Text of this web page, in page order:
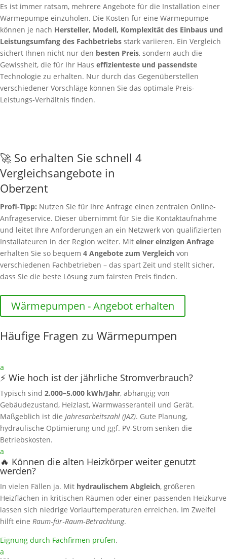
Es ist immer ratsam, mehrere Angebote für die Installation einer
Wärmepumpe einzuholen. Die Kosten für eine Wärmepumpe
können je nach Hersteller, Modell, Komplexität des Einbaus und
Leistungsumfang des Fachbetriebs stark variieren. Ein Vergleich
sichert Ihnen nicht nur den besten Preis, sondern auch die
Gewissheit, die für Ihr Haus effizienteste und passendste
Technologie zu erhalten. Nur durch das Gegenüberstellen
verschiedener Vorschläge können Sie das optimale Preis-
Leistungs-Verhältnis finden.
🚀 So erhalten Sie schnell 4
Vergleichsangebote in
Oberzent
Profi-Tipp: Nutzen Sie für Ihre Anfrage einen zentralen Online-
Anfrageservice. Dieser übernimmt für Sie die Kontaktaufnahme
und leitet Ihre Anforderungen an ein Netzwerk von qualifizierten
Installateuren in der Region weiter. Mit einer einzigen Anfrage
erhalten Sie so bequem 4 Angebote zum Vergleich von
verschiedenen Fachbetrieben – das spart Zeit und stellt sicher,
dass Sie die beste Lösung zum fairsten Preis finden.
Wärmepumpen - Angebot erhalten
Häufige Fragen zu Wärmepumpen
a
⚡ Wie hoch ist der jährliche Stromverbrauch?
Typisch sind 2.000–5.000 kWh/Jahr, abhängig von
Gebäudezustand, Heizlast, Warmwasseranteil und Gerät.
Maßgeblich ist die Jahresarbeitszahl (JAZ). Gute Planung,
hydraulische Optimierung und ggf. PV‑Strom senken die
Betriebskosten.
a
🔥 Können die alten Heizkörper weiter genutzt
werden?
In vielen Fällen ja. Mit hydraulischem Abgleich, größeren
Heizflächen in kritischen Räumen oder einer passenden Heizkurve
lassen sich niedrige Vorlauftemperaturen erreichen. Im Zweifel
hilft eine Raum‑für‑Raum‑Betrachtung.
Eignung durch Fachfirmen prüfen.
a